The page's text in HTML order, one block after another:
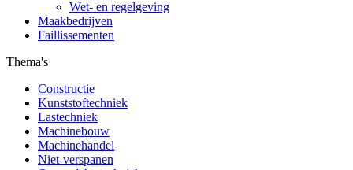
Wet- en regelgeving
Maakbedrijven
Faillissementen
Thema's
Constructie
Kunststoftechniek
Lastechniek
Machinebouw
Machinehandel
Niet-verspanen